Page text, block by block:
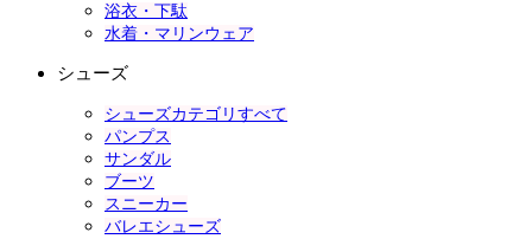
浴衣・下駄
水着・マリンウェア
シューズ
シューズカテゴリすべて
パンプス
サンダル
ブーツ
スニーカー
バレエシューズ